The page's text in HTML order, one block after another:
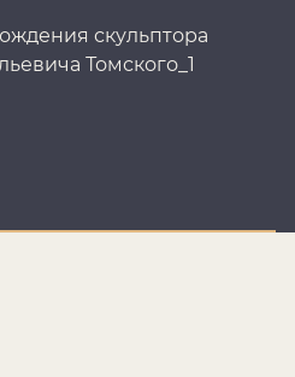
скульптора
Томского_1